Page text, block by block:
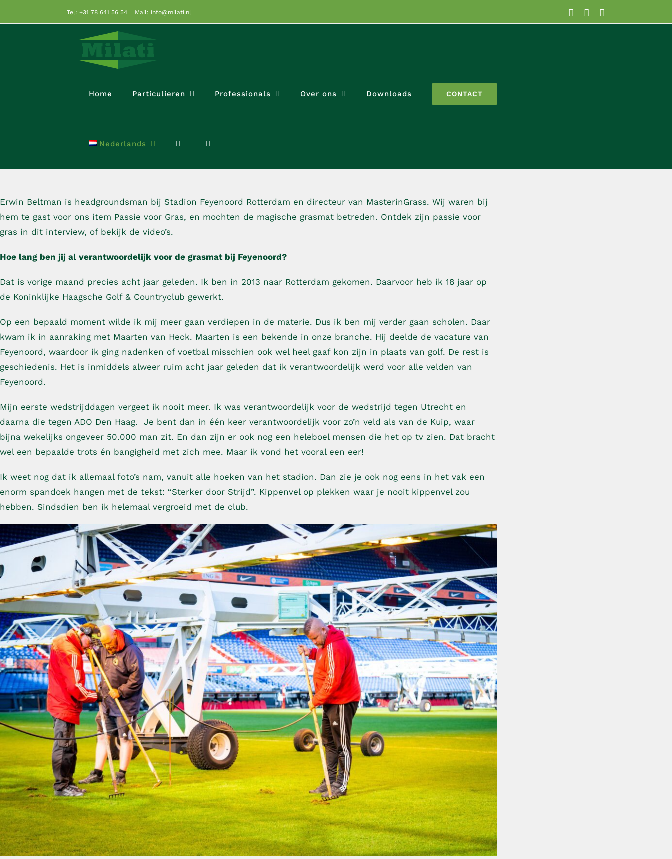
naar
Tel: +31 78 641 56 54 | Mail: info@milati.nl Facebook
YouTubeLinkedIn
Home Particulieren Professionals Over ons Downloads CONTACT
Nederlands
Erwin Beltman is headgroundsman bij Stadion Feyenoord Rotterdam en directeur van MasterinGrass. Wij waren bij
hem te gast voor ons item Passie voor Gras, en mochten de magische grasmat betreden. Ontdek zijn passie voor
gras in dit interview, of bekijk de video’s.
Hoe lang ben jij al verantwoordelijk voor de grasmat bij Feyenoord?
Dat is vorige maand precies acht jaar geleden. Ik ben in 2013 naar Rotterdam gekomen. Daarvoor heb ik 18 jaar op
de Koninklijke Haagsche Golf & Countryclub gewerkt.
Op een bepaald moment wilde ik mij meer gaan verdiepen in de materie. Dus ik ben mij verder gaan scholen. Daar
kwam ik in aanraking met Maarten van Heck. Maarten is een bekende in onze branche. Hij deelde de vacature van
Feyenoord, waardoor ik ging nadenken of voetbal misschien ook wel heel gaaf kon zijn in plaats van golf. De rest is
geschiedenis. Het is inmiddels alweer ruim acht jaar geleden dat ik verantwoordelijk werd voor alle velden van
Feyenoord.
Mijn eerste wedstrijddagen vergeet ik nooit meer. Ik was verantwoordelijk voor de wedstrijd tegen Utrecht en
daarna die tegen ADO Den Haag. Je bent dan in één keer verantwoordelijk voor zo’n veld als van de Kuip, waar
bijna wekelijks ongeveer 50.000 man zit. En dan zijn er ook nog een heleboel mensen die het op tv zien. Dat bracht
wel een bepaalde trots én bangigheid met zich mee. Maar ik vond het vooral een eer!
Ik weet nog dat ik allemaal foto’s nam, vanuit alle hoeken van het stadion. Dan zie je ook nog eens in het vak een
enorm spandoek hangen met de tekst: “Sterker door Strijd”. Kippenvel op plekken waar je nooit kippenvel zou
hebben. Sindsdien ben ik helemaal vergroeid met de club.